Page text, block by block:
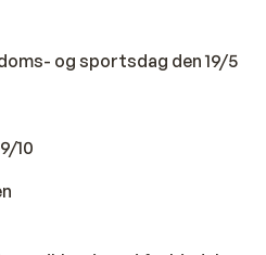
og sportsdag den 19/5
10